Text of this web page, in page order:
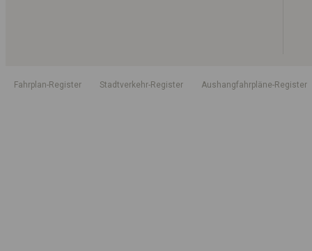
Fahrplan-Register Stadtverkehr-Register Aushangfahrpläne-Register